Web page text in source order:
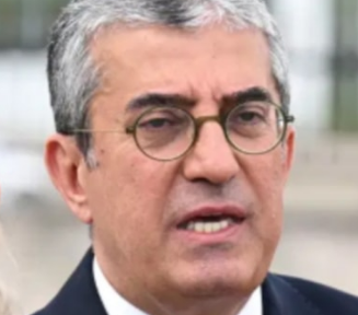
Cumhuriyet Halk Partisi yönetiminin
sevk ettiği Grup Başkanvekili Gökhan
talepli tedbir kararı iptal edildi. Günaydın,
devam edeceğini belirterek hakkındaki
konuştu.